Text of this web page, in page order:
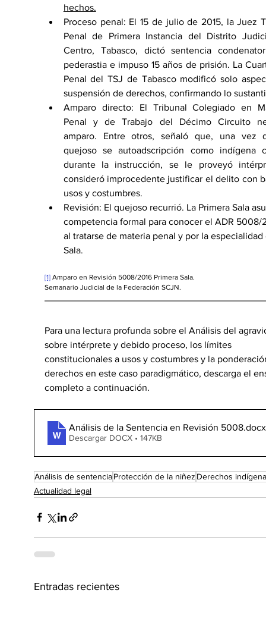
hechos.
Proceso penal: El 15 de julio de 2015, la Juez
Penal de Primera Instancia del Distrito
Centro, Tabasco, dictó sentencia
pederastia e impuso 15 años de prisión. La
Penal del TSJ de Tabasco modificó solo
suspensión de derechos, confirmando lo
Amparo directo: El Tribunal Colegiado en
Penal y de Trabajo del Décimo Circuito
amparo. Entre otros, señaló que, una vez
quejoso se autoadscripción como indígena
durante la instrucción, se le proveyó
consideró improcedente justificar el delito con
usos y costumbres.
Revisión: El quejoso recurrió. La Primera Sala
competencia formal para conocer el ADR 5008/
al tratarse de materia penal y por la
Sala.
[1] Amparo en Revisión 5008/2016 Primera Sala.
Semanario Judicial de la Federación SCJN.
Para una lectura profunda sobre el Análisis del
sobre intérprete y debido proceso, los límites
constitucionales a usos y costumbres y la
derechos en este caso paradigmático, descarga el
completo a continuación.
Análisis de la Sentencia en Revisión 5008.docx
Descargar DOCX • 147KB
Análisis de sentenciaProtección de la niñez Derechos
Actualidad legal
Entradas recientes